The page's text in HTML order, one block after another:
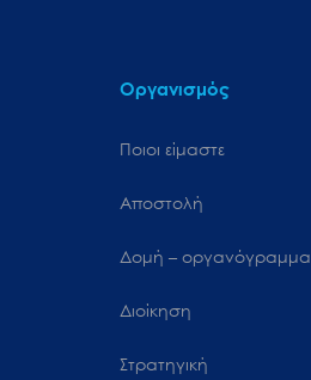
Οργανισμός
Ποιοι είμαστε
Αποστολή
Δομή – οργανόγραμμα
Διοίκηση
Στρατηγική